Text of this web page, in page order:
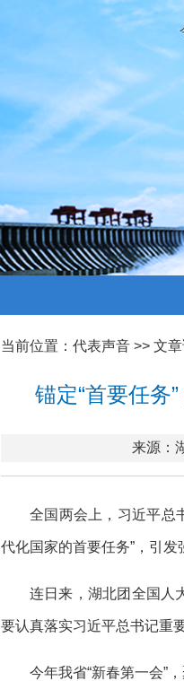
当前位置： 代表声音 >> 文
锚定“首要任务
来源：
全国两会上，习近平总
代化国家的首要任务”，引发
连日来，湖北团全国人
要认真落实习近平总书记重
今年我省“新春第一会”